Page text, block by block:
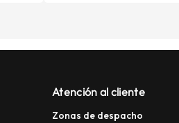
Atención al cliente
Zonas de despacho